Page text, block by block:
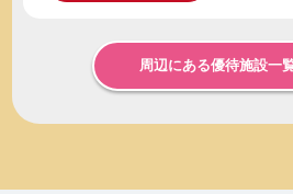
周辺にある優待施設一